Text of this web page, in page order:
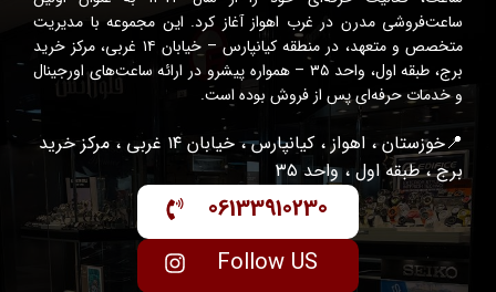
ساعت‌فروشی مدرن در غرب اهواز آغاز کرد. این مجموعه با مدیریت
متخصص و متعهد، در منطقه کیانپارس – خیابان ۱۴ غربی، مرکز خرید
برج، طبقه اول، واحد ۳۵ – همواره پیشرو در ارائه ساعت‌های اورجینال
و خدمات حرفه‌ای پس از فروش بوده است.
📍خوزستان ، اهواز ، کیانپارس ، خیابان ۱۴ غربی ، مرکز خرید
برج ، طبقه اول ، واحد ۳۵
06133910230
Follow US